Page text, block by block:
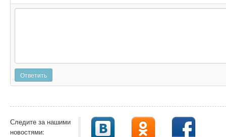
Ответить
Следите за нашими
новостями: